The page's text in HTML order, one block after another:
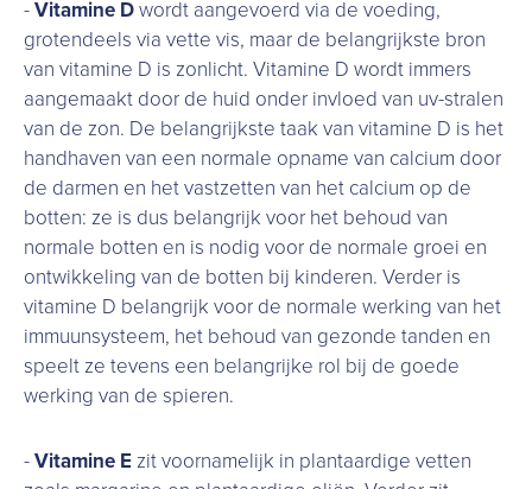
-Vitamine Dwordt aangevoerd via de voeding,
grotendeels via vette vis, maar de belangrijkste bron
van vitamine D is zonlicht. Vitamine D wordt immers
aangemaakt door de huid onder invloed van uv-stralen
van de zon. De belangrijkste taak van vitamine D is het
handhaven van een normale opname van calcium door
de darmen en het vastzetten van het calcium op de
botten: ze is dus belangrijk voor het behoud van
normale botten en is nodig voor de normale groei en
ontwikkeling van de botten bij kinderen. Verder is
vitamine D belangrijk voor de normale werking van het
immuunsysteem, het behoud van gezonde tanden en
speelt ze tevens een belangrijke rol bij de goede
werking van de spieren.
-Vitamine E zit voornamelijk in plantaardige vetten